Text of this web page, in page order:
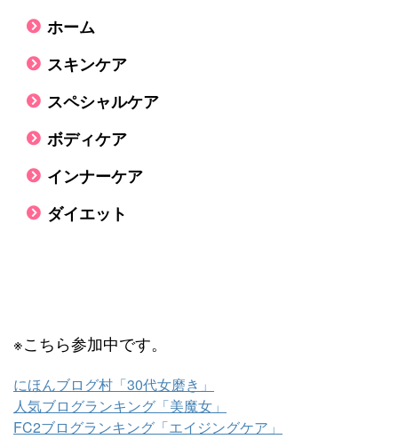
ホーム
スキンケア
スペシャルケア
ボディケア
インナーケア
ダイエット
※こちら参加中です。
にほんブログ村「30代女磨き」
人気ブログランキング「美魔女」
FC2ブログランキング「エイジングケア」